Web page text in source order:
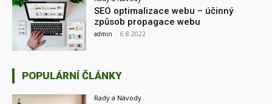
SEO optimalizace webu – účinný
způsob propagace webu
admin - 6.8.2022
POPULÁRNÍ ČLÁNKY
Rady a Návody